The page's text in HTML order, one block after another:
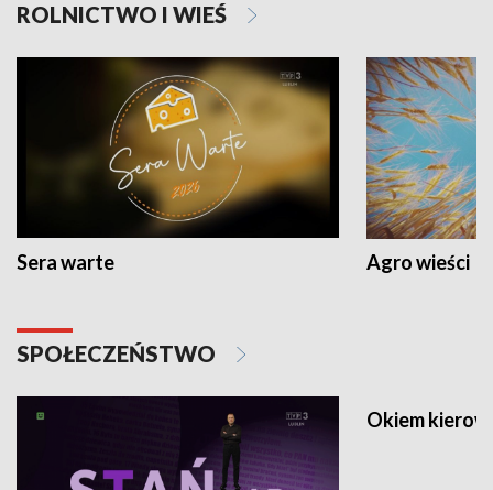
ROLNICTWO I WIEŚ
Sera warte Agro wieści
SPOŁECZEŃSTWO
Okiem